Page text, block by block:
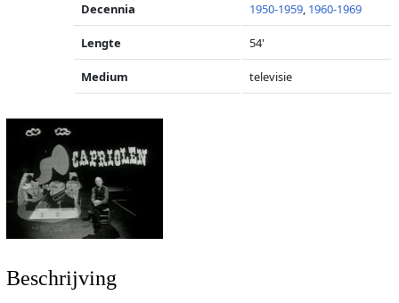
Decennia 1950-1959, 1960-1969
Lengte 54'
Medium televisie
Beschrijving